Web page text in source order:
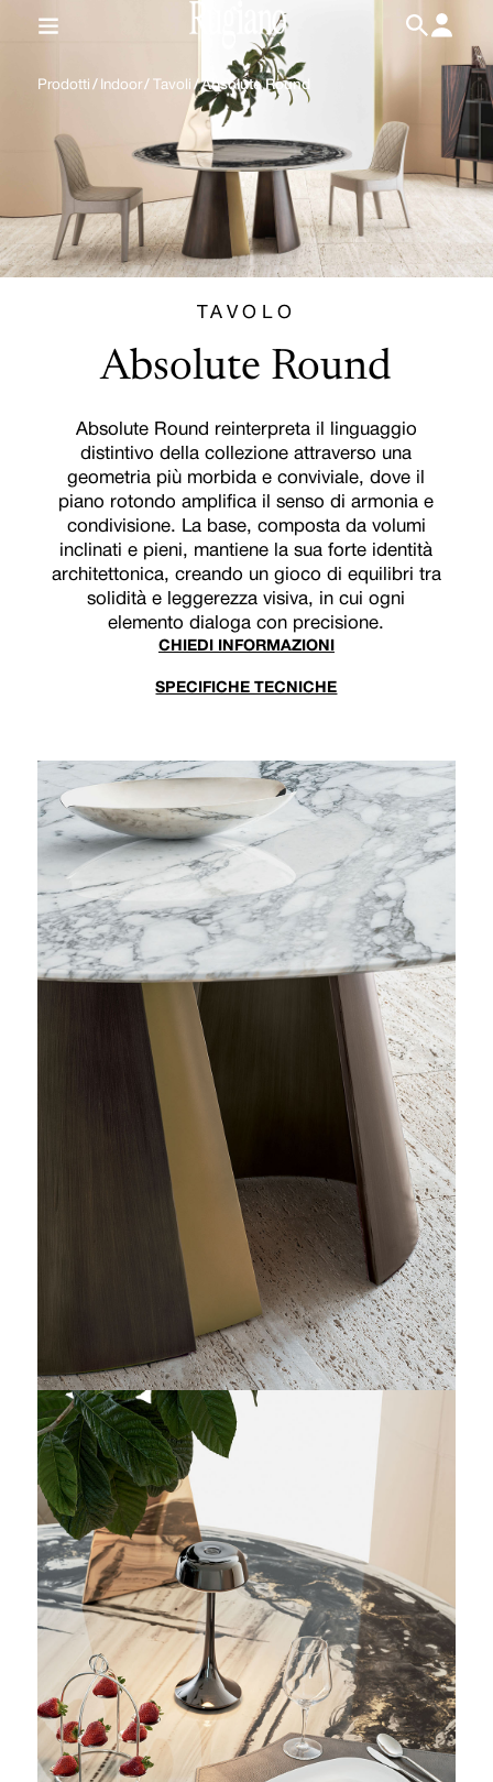
/ EN
Prodotti / Indoor/ Tavoli /Absolute Round
TAVOLO
Absolute Round
Absolute Round reinterpreta il linguaggio
distintivo della collezione attraverso una
geometria più morbida e conviviale, dove il
piano rotondo amplifica il senso di armonia e
condivisione. La base, composta da volumi
inclinati e pieni, mantiene la sua forte identità
architettonica, creando un gioco di equilibri tra
solidità e leggerezza visiva, in cui ogni
elemento dialoga con precisione.
CHIEDI INFORMAZIONI
SPECIFICHE TECNICHE